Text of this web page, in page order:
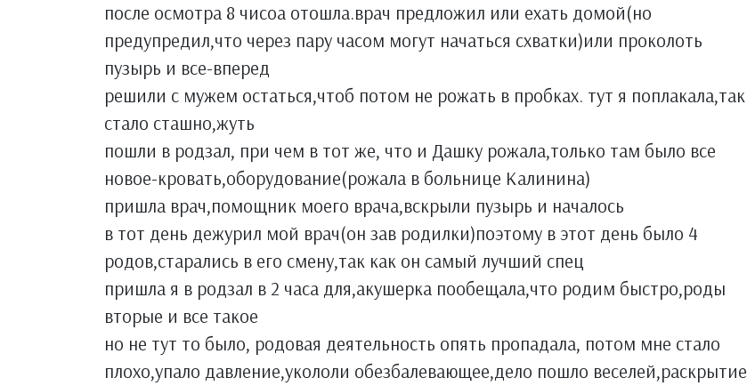
после осмотра 8 чисоа отошла.врач предложил или ехать домой(но
предупредил,что через пару часом могут начаться схватки)или проколоть
пузырь и все-вперед
решили с мужем остаться,чтоб потом не рожать в пробках. тут я поплакала,так
стало сташно,жуть
пошли в родзал, при чем в тот же, что и Дашку рожала,только там было все
новое-кровать,оборудование(рожала в больнице Калинина)
пришла врач,помощник моего врача,вскрыли пузырь и началось
в тот день дежурил мой врач(он зав родилки)поэтому в этот день было 4
родов,старались в его смену,так как он самый лучший спец
пришла я в родзал в 2 часа для,акушерка пообещала,что родим быстро,роды
вторые и все такое
но не тут то было, родовая деятельность опять пропадала, потом мне стало
плохо,упало давление,укололи обезбалевающее,дело пошло веселей,раскрытие